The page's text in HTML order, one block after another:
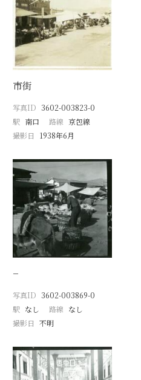
市街
写真ID 3602-003823-0
駅 南口 路線 京包線
撮影日
1938年6月
−
写真ID 3602-003869-0
駅 なし 路線 なし
撮影日 不明